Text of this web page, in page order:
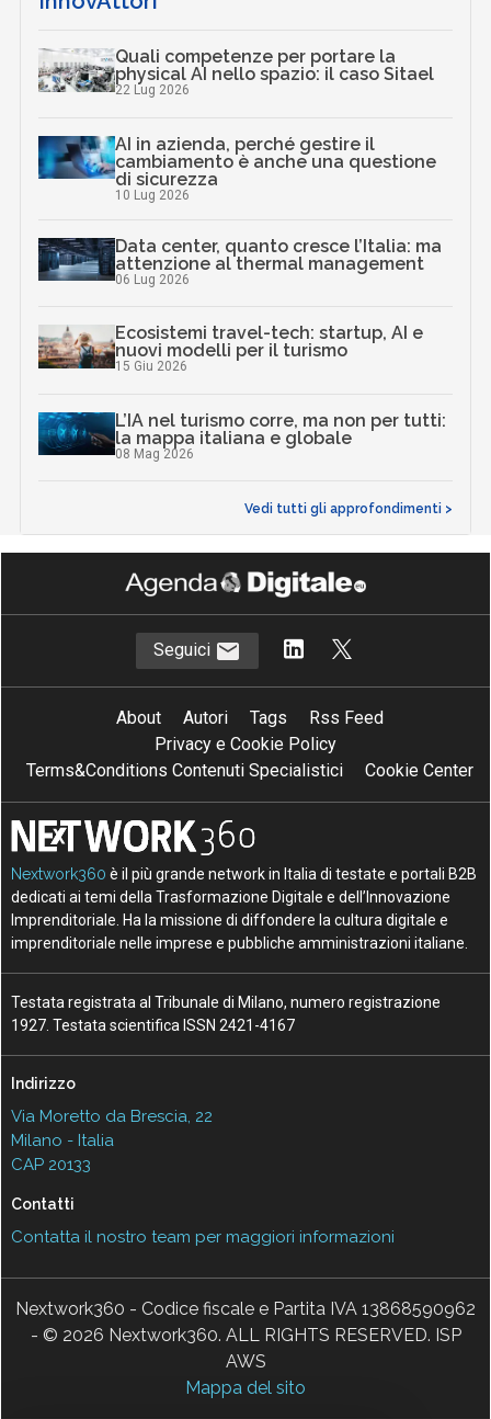
Quali competenze per portare la
physical AI nello spazio: il caso Sitael
22 Lug 2026
AI in azienda, perché gestire il
cambiamento è anche una questione
di sicurezza
10 Lug 2026
Data center, quanto cresce l’Italia: ma
attenzione al thermal management
06 Lug 2026
Ecosistemi travel-tech: startup, AI e
nuovi modelli per il turismo
15 Giu 2026
L’IA nel turismo corre, ma non per tutti:
la mappa italiana e globale
08 Mag 2026
Vedi tutti gli approfondimenti >
Seguici
About Autori Tags
Rss Feed
Privacy e Cookie Policy
Terms&Conditions Contenuti Specialistici
Cookie Center
Nextwork360 è il più grande network in Italia di testate e portali B2B
dedicati ai temi della Trasformazione Digitale e dell’Innovazione
Imprenditoriale. Ha la missione di diffondere la cultura digitale e
imprenditoriale nelle imprese e pubbliche amministrazioni italiane.
Testata registrata al Tribunale di Milano, numero registrazione
1927. Testata scientifica ISSN 2421-4167
Indirizzo
Via Moretto da Brescia, 22
Milano - Italia
CAP 20133
Contatti
Contatta il nostro team per maggiori informazioni
Nextwork360 - Codice fiscale e Partita IVA 13868590962
- © 2026 Nextwork360. ALL RIGHTS RESERVED. ISP
AWS
Mappa del sito